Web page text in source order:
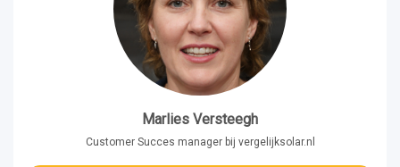
Marlies Versteegh
Customer Succes manager bij vergelijksolar.nl